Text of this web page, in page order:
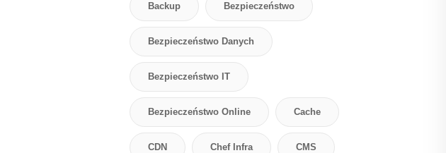
Backup Bezpieczeństwo
Bezpieczeństwo Danych
Bezpieczeństwo IT
Bezpieczeństwo Online Cache
CDN Chef Infra CMS